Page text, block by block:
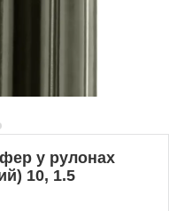
у рулонах
10, 1.5